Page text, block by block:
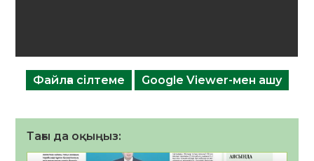
Файлға сілтеме Google Viewer-мен ашу
Тағы да оқыңыз: